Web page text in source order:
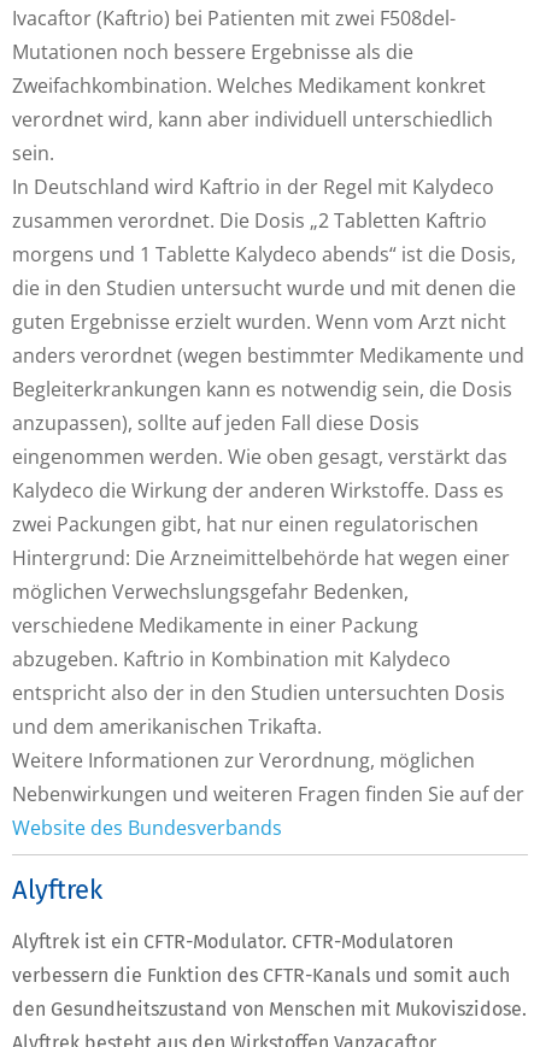
Ivacaftor (Kaftrio) bei Patienten mit zwei F508del-
Mutationen noch bessere Ergebnisse als die
Zweifachkombination. Welches Medikament konkret
verordnet wird, kann aber individuell unterschiedlich
sein.
In Deutschland wird Kaftrio in der Regel mit Kalydeco
zusammen verordnet. Die Dosis „2 Tabletten Kaftrio
morgens und 1 Tablette Kalydeco abends“ ist die Dosis,
die in den Studien untersucht wurde und mit denen die
guten Ergebnisse erzielt wurden. Wenn vom Arzt nicht
anders verordnet (wegen bestimmter Medikamente und
Begleiterkrankungen kann es notwendig sein, die Dosis
anzupassen), sollte auf jeden Fall diese Dosis
eingenommen werden. Wie oben gesagt, verstärkt das
Kalydeco die Wirkung der anderen Wirkstoffe. Dass es
zwei Packungen gibt, hat nur einen regulatorischen
Hintergrund: Die Arzneimittelbehörde hat wegen einer
möglichen Verwechslungsgefahr Bedenken,
verschiedene Medikamente in einer Packung
abzugeben. Kaftrio in Kombination mit Kalydeco
entspricht also der in den Studien untersuchten Dosis
und dem amerikanischen Trikafta.
Weitere Informationen zur Verordnung, möglichen
Nebenwirkungen und weiteren Fragen finden Sie auf der
Website des Bundesverbands
Alyftrek
Alyftrek ist ein CFTR-Modulator. CFTR-Modulatoren
verbessern die Funktion des CFTR-Kanals und somit auch
den Gesundheitszustand von Menschen mit Mukoviszidose.